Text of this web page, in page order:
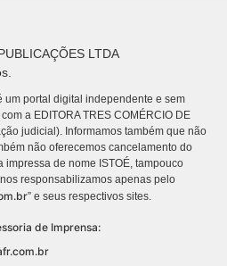
LTDA
um portal digital independente e sem
a EDITORA TRES COMÉRCIO DE
judicial). Informamos também que não
não oferecemos cancelamento do
impressa de nome ISTOÉ, tampouco
responsabilizamos apenas pelo
” e seus respectivos sites.
de Imprensa: